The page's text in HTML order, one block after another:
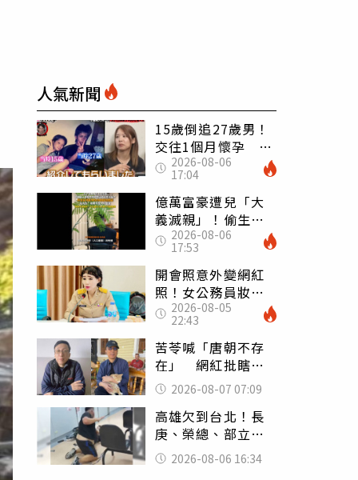
人氣新聞
15歲倒追27歲男！
交往1個月懷孕 36
歲當阿嬤故事曝光
2026-08-06
17:04
億萬富豪遭兒「大
義滅親」！偷生子
怕曝光 竟盜鄰居
身份辦假證落戶
2026-08-06
17:53
開會照意外變網紅
照！女公務員妝容
掀2千則留言 本人
怒嗆：化妝有錯嗎
2026-08-05
22:43
苦苓喊「唐朝不存
在」 網紅批瞎編
歷史：李白、杜甫
用鮮卑文寫詩？
2026-08-07 07:09
高雄欠到台北！長
庚、榮總、部立醫
院都受害 「醫療
暴力男」離譜紀錄
2026-08-06 16:34